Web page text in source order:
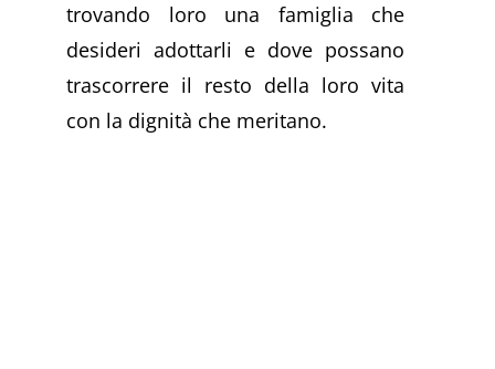
trovando loro una famiglia che
desideri adottarli e dove possano
trascorrere il resto della loro vita
con la dignità che meritano.